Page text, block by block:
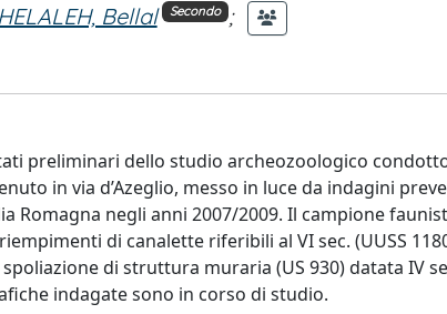
Bellal Secondo
;
preliminari dello studio archeozoologico
in via d’Azeglio, messo in luce da indagini
Romagna negli anni 2007/2009. Il campione
di canalette riferibili al VI sec. (UUSS
di struttura muraria (US 930) datata IV
indagate sono in corso di studio.